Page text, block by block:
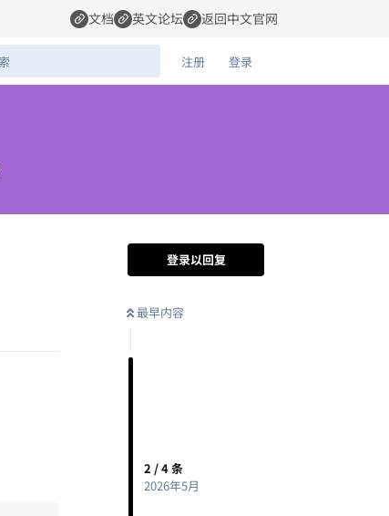
文档 英文论坛 返回中文官网
注册 登录
登录以回复
最早内容
2 /4条
2026年5月